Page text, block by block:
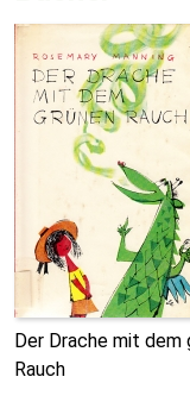
Der Drache mit dem
Rauch